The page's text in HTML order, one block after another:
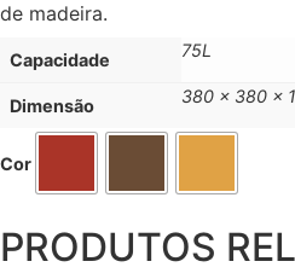
de madeira.
Capacidade 75L
Dimensão 380 x 380 x
Cor
PRODUTOS